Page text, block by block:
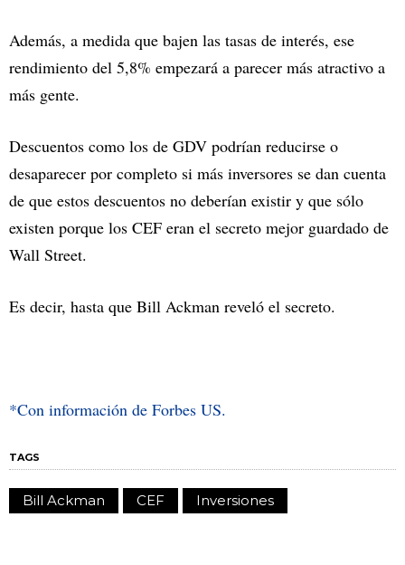
Además, a medida que bajen las tasas de interés, ese
rendimiento del 5,8% empezará a parecer más atractivo a
más gente.
Descuentos como los de GDV podrían reducirse o
desaparecer por completo si más inversores se dan cuenta
de que estos descuentos no deberían existir y que sólo
existen porque los CEF eran el secreto mejor guardado de
Wall Street.
Es decir, hasta que Bill Ackman reveló el secreto.
*Con información de Forbes US.
TAGS
Bill Ackman CEF Inversiones